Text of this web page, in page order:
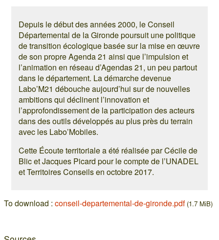
Depuis le début des années 2000, le Conseil
Départemental de la Gironde poursuit une politique
de transition écologique basée sur la mise en œuvre
de son propre Agenda 21 ainsi que l’impulsion et
l’animation en réseau d’Agendas 21, un peu partout
dans le département. La démarche devenue
Labo’M21 débouche aujourd’hui sur de nouvelles
ambitions qui déclinent l’innovation et
l’approfondissement de la participation des acteurs
dans des outils développés au plus près du terrain
avec les Labo’Mobiles.
Cette Écoute territoriale a été réalisée par Cécile de
Blic et Jacques Picard pour le compte de l’UNADEL
et Territoires Conseils en octobre 2017.
To download : conseil-departemental-de-gironde.pdf (1.7 MiB)